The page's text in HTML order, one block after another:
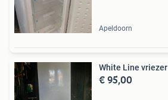
Apeldoorn
White Line vriezer
€ 95,00